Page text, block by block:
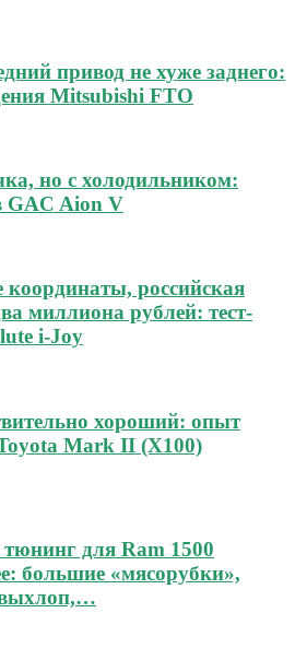
привод не хуже заднего:
Mitsubishi FTO
но с холодильником:
GAC Aion V
координаты, российская
миллиона рублей: тест-
i-Joy
хороший: опыт
Mark II (Х100)
тюнинг для Ram 1500
большие «мясорубки»,
выхлоп,…